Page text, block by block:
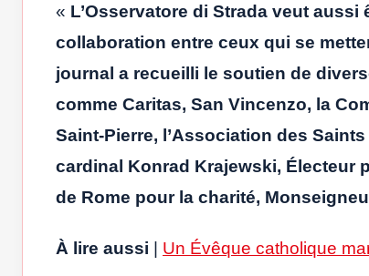
« L’Osservatore di Strada veut
collaboration entre ceux qui se
journal a recueilli le soutien de
comme Caritas, San Vincenzo, la
Saint-Pierre, l’Association des
cardinal Konrad Krajewski, Électeur
de Rome pour la charité,
À lire aussi | Un Évêque catholique